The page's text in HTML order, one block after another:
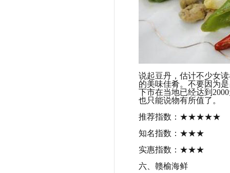
说起豆丹，估计不少女
的美味佳肴。不要因为
下市在当地已经达到
也只能说物有所值了。
推荐指数：★★★★★
知名指数：★★★
实惠指数：★★★
六、赣榆海鲜